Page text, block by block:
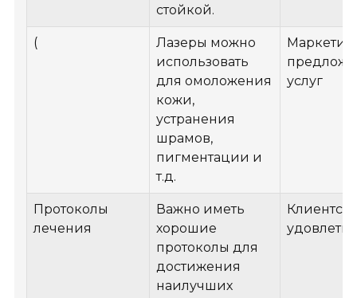
стойкой.
(
Лазеры можно
использовать
для омоложения
кожи,
устранения
шрамов,
пигментации и
т.д.
услуг
Протоколы
лечения
Важно иметь
хорошие
протоколы для
достижения
наилучших